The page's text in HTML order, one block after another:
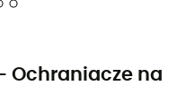
Ochraniacze na